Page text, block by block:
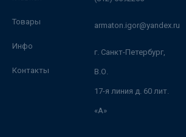
Товары
Инфо
Контакты
armaton.igor@yandex.ru
г. Санкт-Петербург,
В.О.
17-я линия д. 60 лит.
«А»